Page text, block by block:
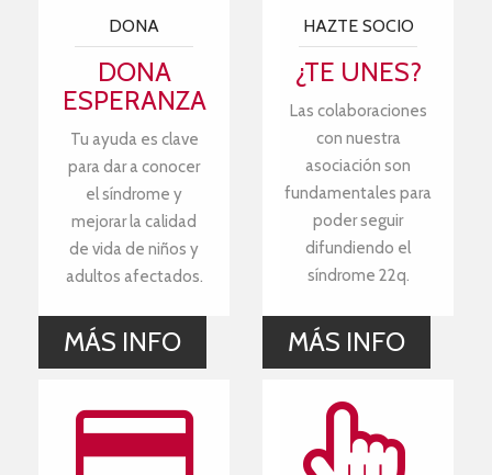
DONA
DONA
ESPERANZA
Tu ayuda es clave
para dar a conocer
el síndrome y
mejorar la calidad
de vida de niños y
adultos afectados.
MÁS INFO
HAZTE SOCIO
¿TE UNES?
Las colaboraciones
con nuestra
asociación son
fundamentales para
poder seguir
difundiendo el
síndrome 22q.
MÁS INFO